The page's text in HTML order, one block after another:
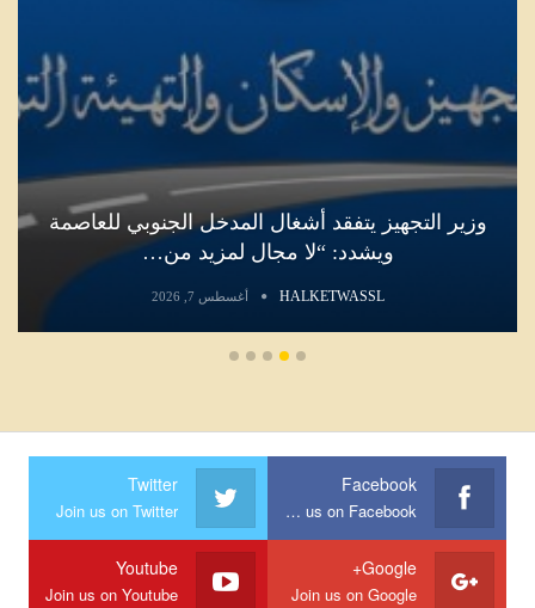
وزير التجهيز يتفقد أشغال المدخل الجنوبي للعاصمة
ويشدد: “لا مجال لمزيد من…
HALKETWASSL أغسطس 7, 2026
Facebook
Join us on Facebook
Twitter
Join us on Twitter
Google+
Join us on Google
Youtube
Join us on Youtube